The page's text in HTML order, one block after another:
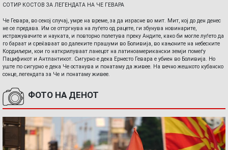
СОТИР КОСТОВ ЗА ЛЕГЕНДАТА НА ЧЕ ГЕВАРА
Че Гевара, во секој случај, умре на време, за да израсне во мит. Мит, кој до ден денес
не се предава. Им се оттргнува на луѓето од рацете, ги збунува новинарите,
истражувачите и науката, и повторно полетува преку Андите, како би могле луѓето да
го бараат и среќаваат во далеките прашуми во Боливија, во кањоните на небеските
Кордиљери, кои го наткрилуваат ланецот на латиноамерикански земји помеѓу
Пацификот и Антлантикот. Сигурно е дека Ернесто Гевара е убиен во Боливија. Но
уште по сигурно е дека Че останува и понатаму да живее. На вечно жешкото кубанско
сонце, легендата за Че и понатаму живее.
ФОТО НА ДЕНОТ